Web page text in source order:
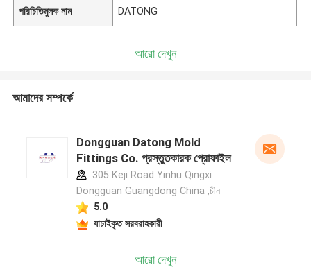
পরিচিতিমুলক নাম DATONG
আরো দেখুন
আমাদের সম্পর্কে
Dongguan Datong Mold
Fittings Co. প্রস্তুতকারক প্রোফাইল
305 Keji Road Yinhu Qingxi
Dongguan Guangdong China ,চীন
5.0
যাচাইকৃত সরবরাহকারী
আরো দেখুন